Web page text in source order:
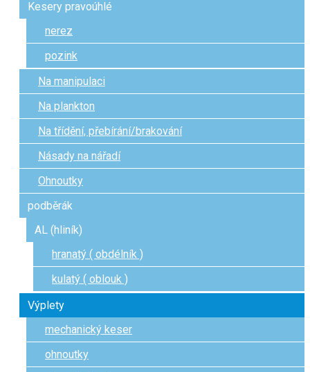
Kesery pravoúhlé
nerez
pozink
Na manipulaci
Na plankton
Na třídění, přebírání/brakování
Násady na nářadí
Ohnoutky
podběrák
AL (hliník)
hranatý ( obdélník )
kulatý ( oblouk )
Výplety
mechanický keser
ohnoutky